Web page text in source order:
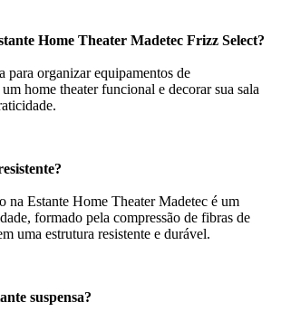
Home Theater Madetec Frizz Select?
para organizar equipamentos de
home theater funcional e decorar sua sala
na Estante Home Theater Madetec é um
formado pela compressão de fibras de
uma estrutura resistente e durável.
suspensa?